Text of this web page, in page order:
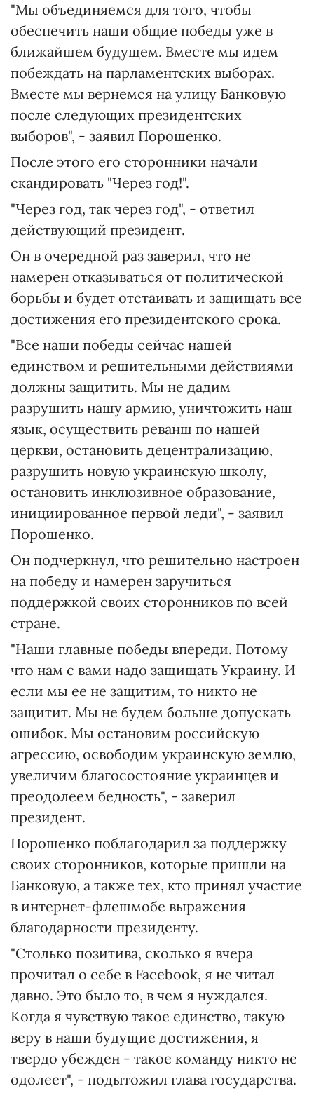
"Мы объединяемся для того, чтобы
обеспечить наши общие победы уже в
ближайшем будущем. Вместе мы идем
побеждать на парламентских выборах.
Вместе мы вернемся на улицу Банковую
после следующих президентских
выборов", - заявил Порошенко.
После этого его сторонники начали
скандировать "Через год!".
"Через год, так через год", - ответил
действующий президент.
Он в очередной раз заверил, что не
намерен отказываться от политической
борьбы и будет отстаивать и защищать все
достижения его президентского срока.
"Все наши победы сейчас нашей
единством и решительными действиями
должны защитить. Мы не дадим
разрушить нашу армию, уничтожить наш
язык, осуществить реванш по нашей
церкви, остановить децентрализацию,
разрушить новую украинскую школу,
остановить инклюзивное образование,
инициированное первой леди", - заявил
Порошенко.
Он подчеркнул, что решительно настроен
на победу и намерен заручиться
поддержкой своих сторонников по всей
стране.
"Наши главные победы впереди. Потому
что нам с вами надо защищать Украину. И
если мы ее не защитим, то никто не
защитит. Мы не будем больше допускать
ошибок. Мы остановим российскую
агрессию, освободим украинскую землю,
увеличим благосостояние украинцев и
преодолеем бедность", - заверил
президент.
Порошенко поблагодарил за поддержку
своих сторонников, которые пришли на
Банковую, а также тех, кто принял участие
в интернет-флешмобе выражения
благодарности президенту.
"Столько позитива, сколько я вчера
прочитал о себе в Facebook, я не читал
давно. Это было то, в чем я нуждался.
Когда я чувствую такое единство, такую ​​
веру в наши будущие достижения, я
твердо убежден - такое команду никто не
одолеет", - подытожил глава государства.